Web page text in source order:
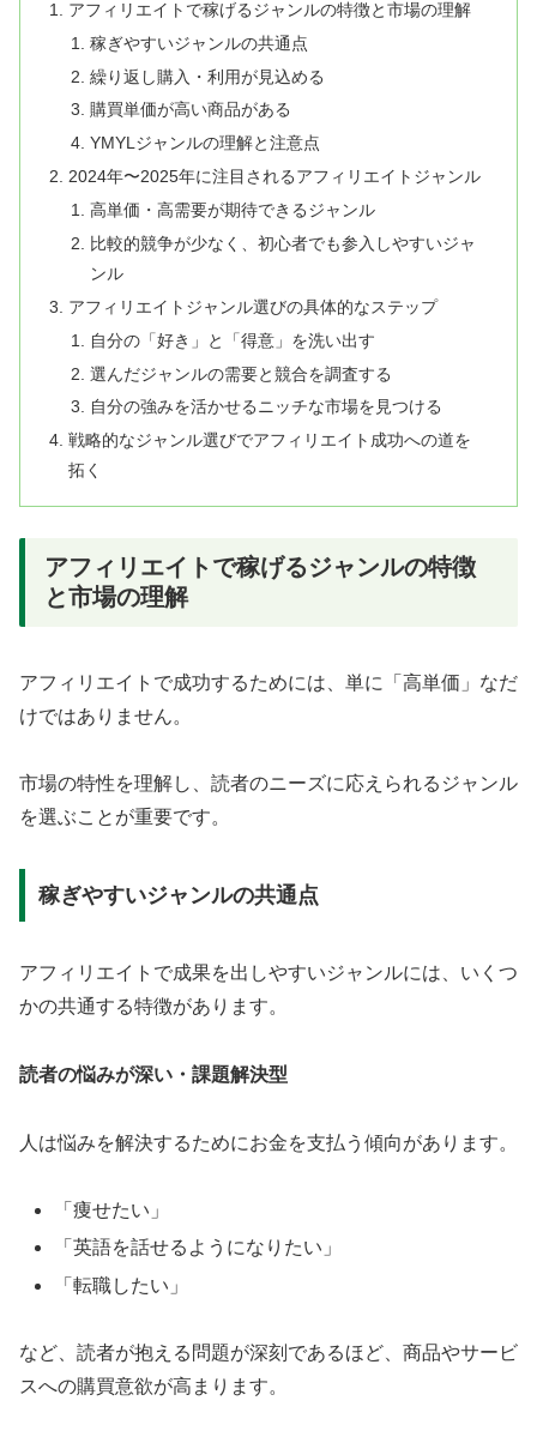
アフィリエイトで稼げるジャンルの特徴と市場の理解
稼ぎやすいジャンルの共通点
繰り返し購入・利用が見込める
購買単価が高い商品がある
YMYLジャンルの理解と注意点
2024年〜2025年に注目されるアフィリエイトジャンル
高単価・高需要が期待できるジャンル
比較的競争が少なく、初心者でも参入しやすいジャ
ンル
アフィリエイトジャンル選びの具体的なステップ
自分の「好き」と「得意」を洗い出す
選んだジャンルの需要と競合を調査する
自分の強みを活かせるニッチな市場を見つける
戦略的なジャンル選びでアフィリエイト成功への道を
拓く
アフィリエイトで稼げるジャンルの特徴
と市場の理解
アフィリエイトで成功するためには、単に「高単価」なだ
けではありません。
市場の特性を理解し、読者のニーズに応えられるジャンル
を選ぶことが重要です。
稼ぎやすいジャンルの共通点
アフィリエイトで成果を出しやすいジャンルには、いくつ
かの共通する特徴があります。
読者の悩みが深い・課題解決型
人は悩みを解決するためにお金を支払う傾向があります。
「痩せたい」
「英語を話せるようになりたい」
「転職したい」
など、読者が抱える問題が深刻であるほど、商品やサービ
スへの購買意欲が高まります。